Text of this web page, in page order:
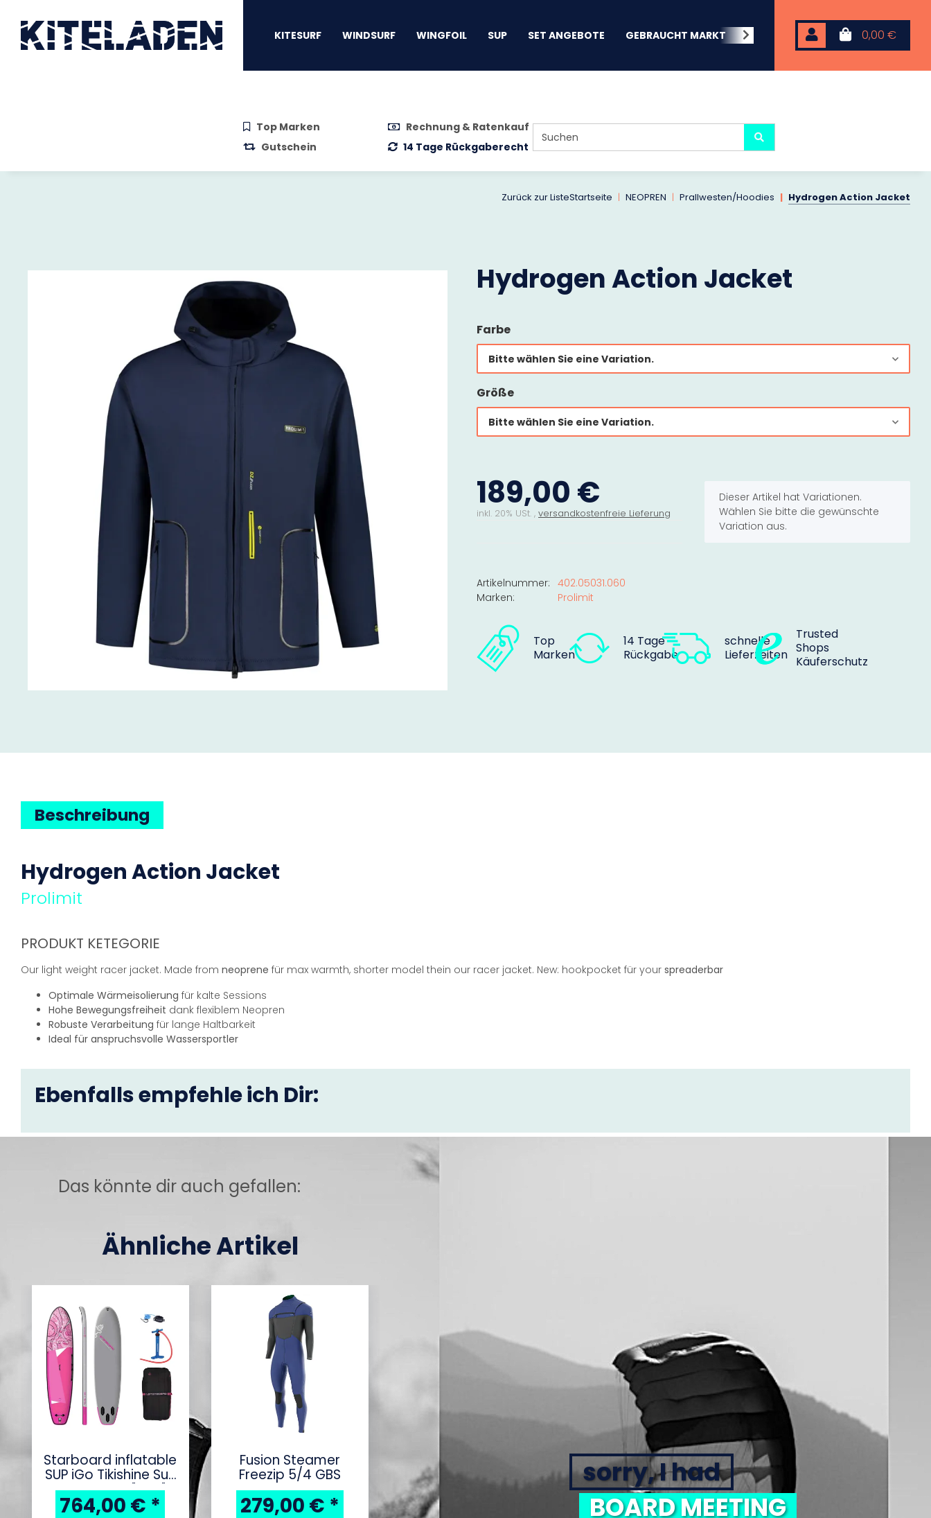
0,00 €
KITESURF WINDSURF WINGFOIL SUP SET ANGEBOTE GEBRAUCHT MARKT BEACHWEAR NEOPREN
Top Marken
Rechnung & Ratenkauf
Gutschein
14 Tage Rückgaberecht
Zurück zur ListeStartseite NEOPREN Prallwesten/Hoodies Hydrogen Action Jacket
Hydrogen Action Jacket
Farbe
Bitte wählen Sie eine Variation.
Größe
Bitte wählen Sie eine Variation.
189,00 €
inkl. 20% USt. , versandkostenfreie Lieferung
xDieser Artikel hat Variationen.
Wählen Sie bitte die gewünschte
Variation aus.
Artikelnummer: 402.05031.060
Marken:
Prolimit
Top
Marken
14 Tage
Rückgabe
schnelle
Lieferzeiten
Trusted
Shops
Käuferschutz
Beschreibung
Hydrogen Action Jacket
Prolimit
PRODUKT KETEGORIE
Our light weight racer jacket. Made from neoprene für max warmth, shorter model thein our racer jacket. New: hookpocket für your spreaderbar
Optimale Wärmeisolierung für kalte Sessions
Hohe Bewegungsfreiheit dank flexiblem Neopren
Robuste Verarbeitung für lange Haltbarkeit
Ideal für anspruchsvolle Wassersportler
Ebenfalls empfehle ich Dir:
Das könnte dir auch gefallen:
Ähnliche Artikel
Starboard inflatable
SUP iGo Tikishine Sun
Deluxe - 11.2" x 31"
764,00 € *
Fusion Steamer
Freezip 5/4 GBS
279,00 € *
sorry, I had
BOARD MEETING